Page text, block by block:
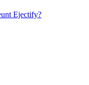
Ejectify?